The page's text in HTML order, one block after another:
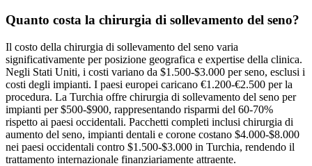
Quanto costa la chirurgia di sollevamento del seno?
Il costo della chirurgia di sollevamento del seno varia
significativamente per posizione geografica e expertise della clinica.
Negli Stati Uniti, i costi variano da $1.500-$3.000 per seno, esclusi i
costi degli impianti. I paesi europei caricano €1.200-€2.500 per la
procedura. La Turchia offre chirurgia di sollevamento del seno per
impianti per $500-$900, rappresentando risparmi del 60-70%
rispetto ai paesi occidentali. Pacchetti completi inclusi chirurgia di
aumento del seno, impianti dentali e corone costano $4.000-$8.000
nei paesi occidentali contro $1.500-$3.000 in Turchia, rendendo il
trattamento internazionale finanziariamente attraente.